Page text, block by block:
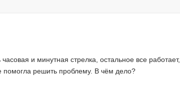
и минутная стрелка, остальное все работает,
помогла решить проблему. В чём дело?